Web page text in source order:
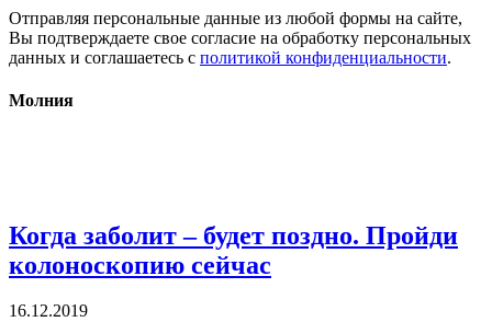
Отправляя персональные данные из любой формы на сайте,
Вы подтверждаете свое согласие на обработку персональных
данных и соглашаетесь с политикой конфиденциальности.
Молния
Когда заболит – будет поздно. Пройди
колоноскопию сейчас
16.12.2019